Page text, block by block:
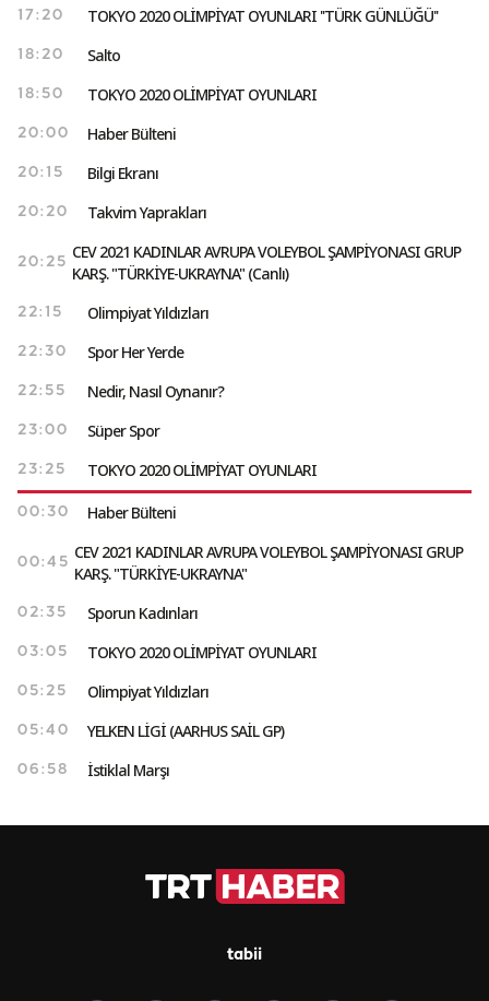
17:20 TOKYO 2020 OLİMPİYAT OYUNLARI ''TÜRK GÜNLÜĞÜ''
18:20 Salto
18:50 TOKYO 2020 OLİMPİYAT OYUNLARI
20:00 Haber Bülteni
20:15 Bilgi Ekranı
20:20 Takvim Yaprakları
20:25
CEV 2021 KADINLAR AVRUPA VOLEYBOL ŞAMPİYONASI GRUP
KARŞ. "TÜRKİYE-UKRAYNA" (Canlı)
22:15 Olimpiyat Yıldızları
22:30 Spor Her Yerde
22:55 Nedir, Nasıl Oynanır?
23:00 Süper Spor
23:25 TOKYO 2020 OLİMPİYAT OYUNLARI
00:30 Haber Bülteni
00:45
CEV 2021 KADINLAR AVRUPA VOLEYBOL ŞAMPİYONASI GRUP
KARŞ. "TÜRKİYE-UKRAYNA"
02:35 Sporun Kadınları
03:05 TOKYO 2020 OLİMPİYAT OYUNLARI
05:25 Olimpiyat Yıldızları
05:40 YELKEN LİGİ (AARHUS SAİL GP)
06:58 İstiklal Marşı
tabii